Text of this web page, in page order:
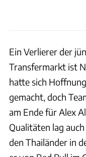
Ein Verlierer der
Transfermarkt ist
hatte sich
gemacht, doch
am Ende für Alex
Qualitäten lag
den Thailänder in